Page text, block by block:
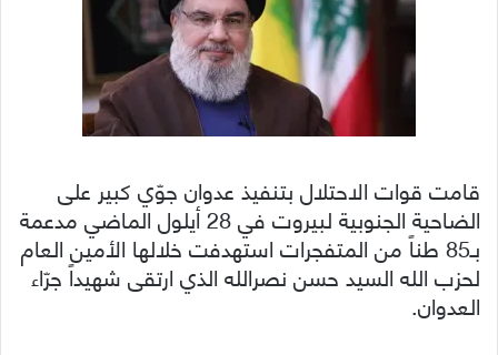
قامت قوات الاحتلال بتنفيذ عدوان جوّي كبير على
الضاحية الجنوبية لبيروت في 28 أيلول الماضي مدعمة
بـ85 طناً من المتفجرات استهدفت خلالها الأمين العام
لحزب الله السيد حسن نصرالله الذي ارتقى شهيداً جرّاء
العدوان.